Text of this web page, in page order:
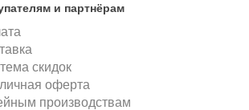
и партнёрам
скидок
оферта
производствам